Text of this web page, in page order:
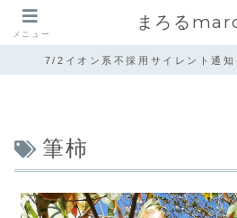
7/2イオン系不採用サイレント通知
筆柿
メニュー
まろる